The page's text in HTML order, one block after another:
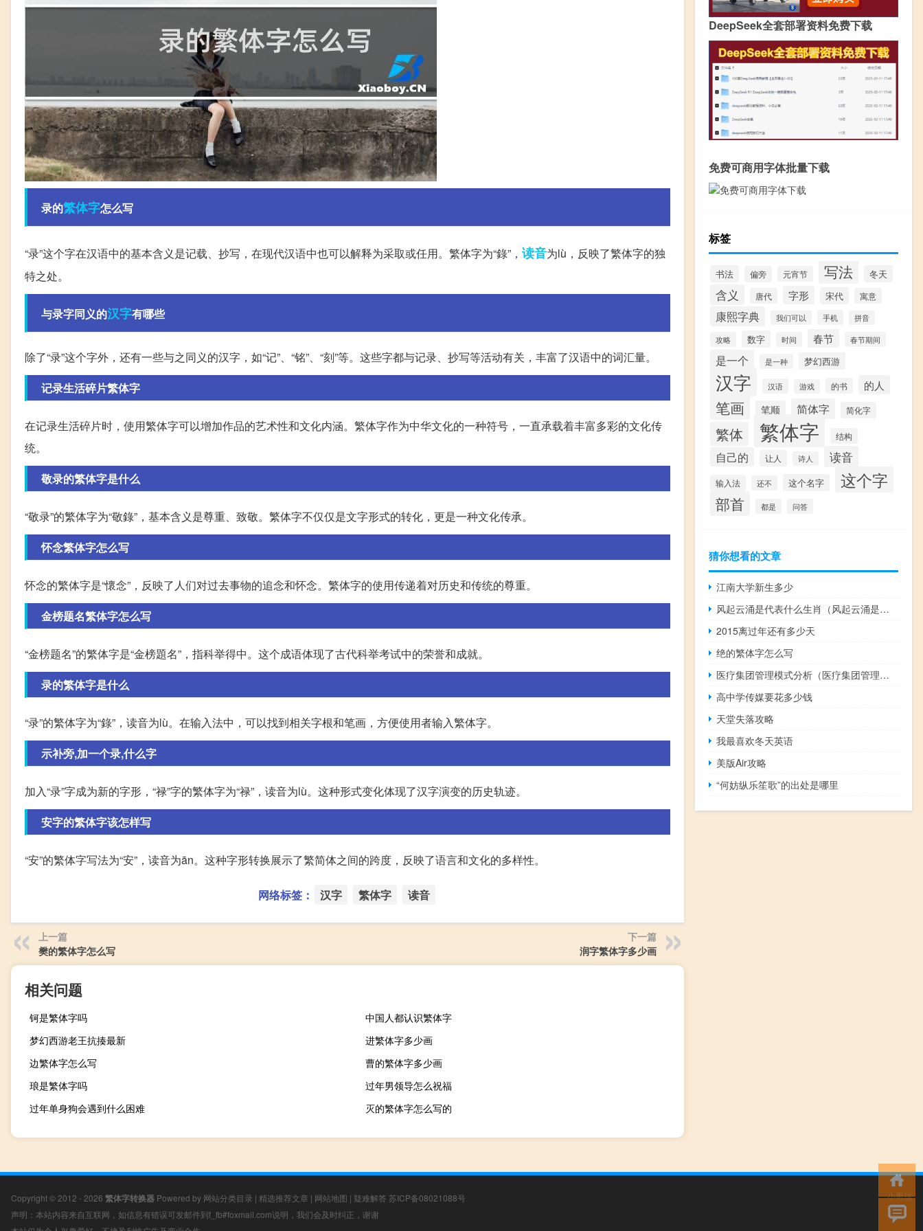
录的繁体字怎么写
“录”这个字在汉语中的基本含义是记载、抄写，在现代汉语中也可以解释为采取或任用。繁体字为“錄”， 读音为lù，反映了繁体字的独
特之处。
与录字同义的汉字有哪些
除了“录”这个字外，还有一些与之同义的汉字，如“记”、“铭”、“刻”等。这些字都与记录、抄写等活动有关，丰富了汉语中的词汇量。
记录生活碎片繁体字
在记录生活碎片时，使用繁体字可以增加作品的艺术性和文化内涵。繁体字作为中华文化的一种符号，一直承载着丰富多彩的文化传
统。
敬录的繁体字是什么
“敬录”的繁体字为“敬錄”，基本含义是尊重、致敬。繁体字不仅仅是文字形式的转化，更是一种文化传承。
怀念繁体字怎么写
怀念的繁体字是“懷念”，反映了人们对过去事物的追念和怀念。繁体字的使用传递着对历史和传统的尊重。
金榜题名繁体字怎么写
“金榜题名”的繁体字是“金榜題名”，指科举得中。这个成语体现了古代科举考试中的荣誉和成就。
录的繁体字是什么
“录”的繁体字为“錄”，读音为lù。在输入法中，可以找到相关字根和笔画，方便使用者输入繁体字。
示补旁,加一个录,什么字
加入“录”字成为新的字形，“禄”字的繁体字为“禄”，读音为lù。这种形式变化体现了汉字演变的历史轨迹。
安字的繁体字该怎样写
“安”的繁体字写法为“安”，读音为ān。这种字形转换展示了繁简体之间的跨度，反映了语言和文化的多样性。
网络标签： 汉字 繁体字 读音
上一篇
樊的繁体字怎么写
下一篇
润字繁体字多少画
相关问题
钶是繁体字吗
中国人都认识繁体字
梦幻西游老王抗揍最新
进繁体字多少画
边繁体字怎么写
曹的繁体字多少画
琅是繁体字吗
过年男领导怎么祝福
过年单身狗会遇到什么困难
灭的繁体字怎么写的
DeepSeek全套部署资料免费下载
免费可商用字体批量下载
标签
书法 偏旁 元宵节 写法 冬天
含义 唐代 字形 宋代 寓意
康熙字典 我们可以 手机 拼音
攻略 数字 时间 春节 春节期间
是一个 是一种 梦幻西游
汉字 汉语 游戏 的书 的人
笔画 笔顺 简体字 简化字
繁体 繁体字 结构
自己的 让人 诗人 读音
输入法 还不 这个名字 这个字
部首 都是 问答
猜你想看的文章
江南大学新生多少
风起云涌是代表什么生肖（风起云涌是什么生肖）
2015离过年还有多少天
绝的繁体字怎么写
医疗集团管理模式分析（医疗集团管理模式）
高中学传媒要花多少钱
天堂失落攻略
我最喜欢冬天英语
美版Air攻略
“何妨纵乐笙歌”的出处是哪里
Copyright © 2012 - 2026 繁体字转换器 Powered by 网站分类目录 | 精选推荐文章 | 网站地图 | 疑难解答 苏ICP备08021088号
声明：本站内容来自互联网，如信息有错误可发邮件到f_fb#foxmail.com说明，我们会及时纠正，谢谢
小男孩